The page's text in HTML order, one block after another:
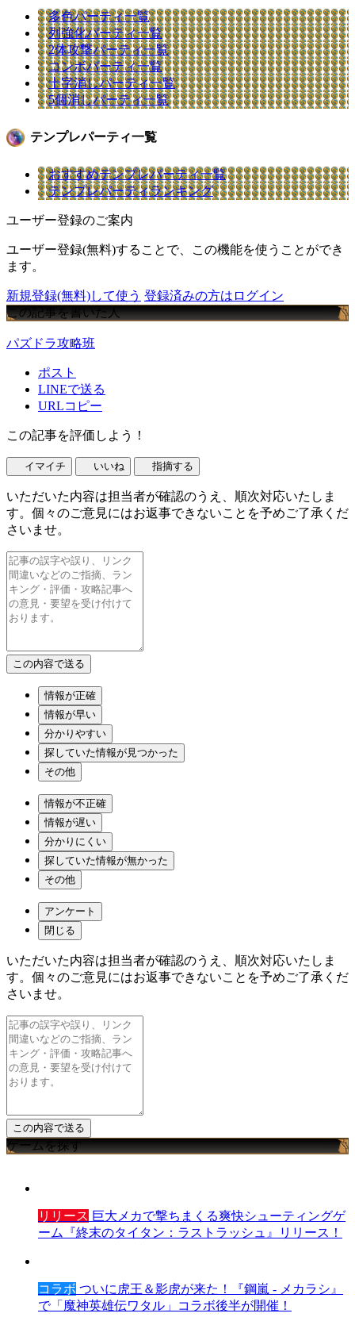
多色パーティ一覧
列強化パーティ一覧
2体攻撃パーティ一覧
コンボパーティ一覧
十字消しパーティ一覧
5個消しパーティ一覧
テンプレパーティ一覧
おすすめテンプレパーティ一覧
テンプレパーティランキング
ユーザー登録のご案内
ユーザー登録(無料)することで、この機能を使うことができ
ます。
新規登録(無料)して使う 登録済みの方はログイン
この記事を書いた人
パズドラ攻略班
ポスト
LINEで送る
URLコピー
この記事を評価しよう！
イマイチ いいね 指摘する
いただいた内容は担当者が確認のうえ、順次対応いたしま
す。個々のご意見にはお返事できないことを予めご了承くだ
さいませ。
情報が正確
情報が早い
分かりやすい
探していた情報が見つかった
その他
情報が不正確
情報が遅い
分かりにくい
探していた情報が無かった
その他
アンケート
閉じる
いただいた内容は担当者が確認のうえ、順次対応いたしま
す。個々のご意見にはお返事できないことを予めご了承くだ
さいませ。
ゲームを探す
リリース 巨大メカで撃ちまくる爽快シューティングゲ
ーム『終末のタイタン：ラストラッシュ』リリース！
コラボ ついに虎王＆影虎が来た！『鋼嵐 - メカラシ』
で「魔神英雄伝ワタル」コラボ後半が開催！